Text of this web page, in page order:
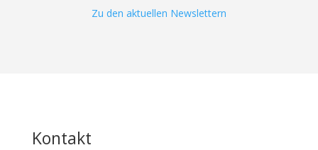
Zu den aktuellen Newslettern
Kontakt